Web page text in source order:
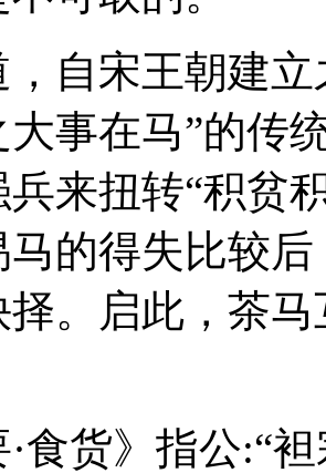
自宋王朝建
大事在马”的传
来扭转“积贫
的得失比较
择。启此，茶
·食货》指公:“